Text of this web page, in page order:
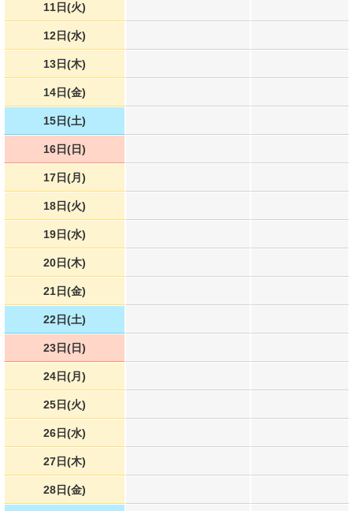
11日(火)
12日(水)
13日(木)
14日(金)
15日(土)
16日(日)
17日(月)
18日(火)
19日(水)
20日(木)
21日(金)
22日(土)
23日(日)
24日(月)
25日(火)
26日(水)
27日(木)
28日(金)